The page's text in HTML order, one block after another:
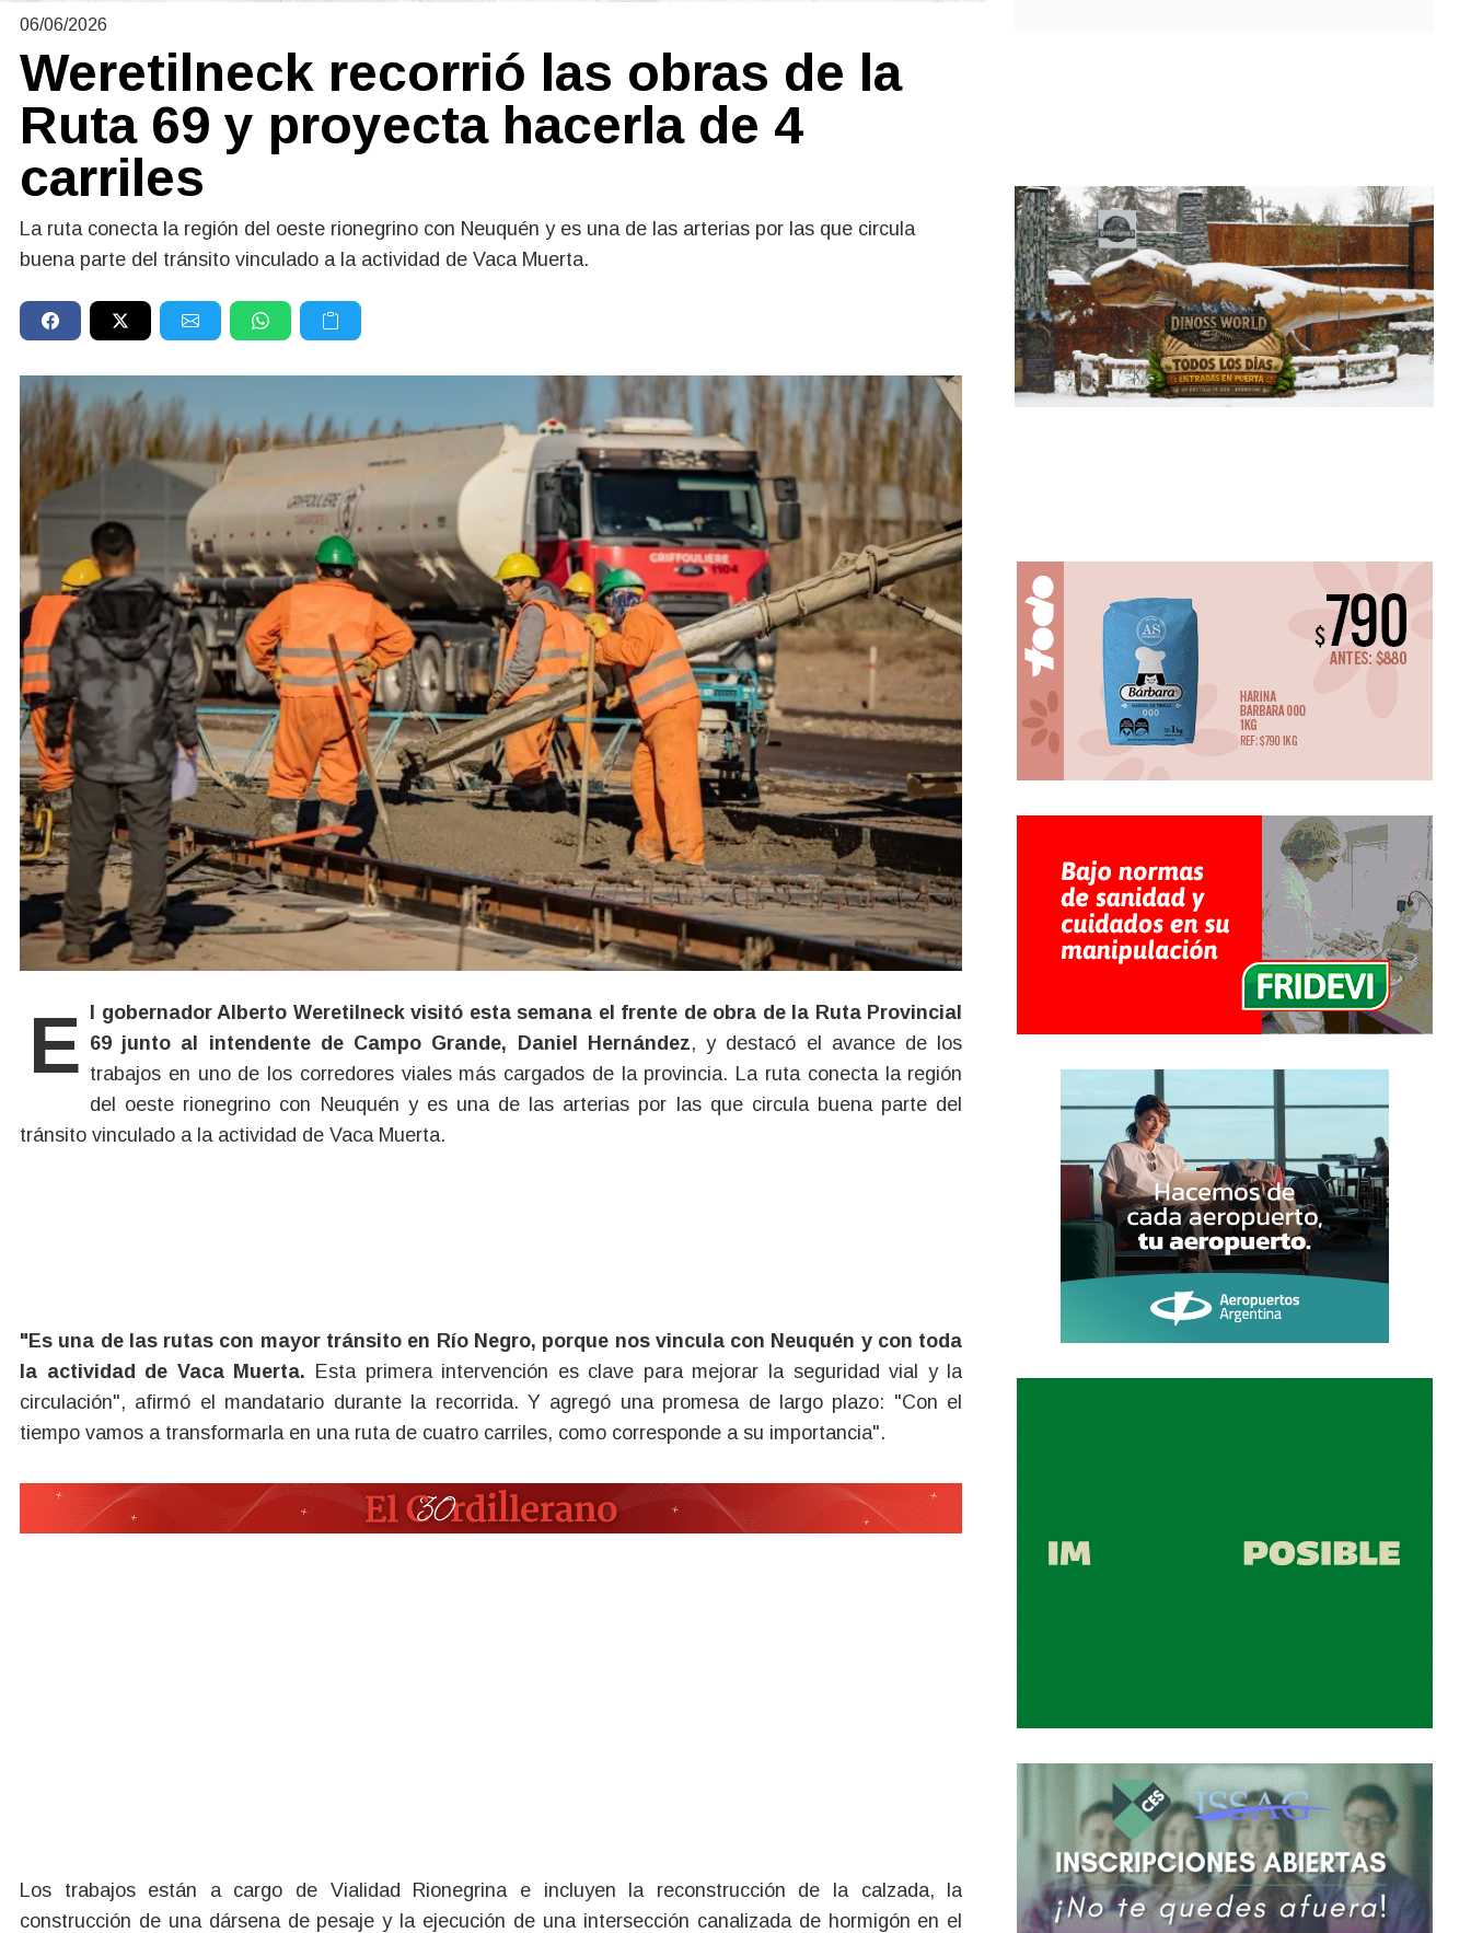
06/06/2026
Weretilneck recorrió las obras de la
Ruta 69 y proyecta hacerla de 4
carriles
La ruta conecta la región del oeste rionegrino con Neuquén y es una de las arterias por las que circula
buena parte del tránsito vinculado a la actividad de Vaca Muerta.
El gobernador Alberto Weretilneck visitó esta semana el frente de obra de la Ruta Provincial 69 junto al intendente de Campo Grande, Daniel Hernández, y destacó el avance de los
trabajos en uno de los corredores viales más cargados de la provincia. La ruta conecta la región
del oeste rionegrino con Neuquén y es una de las arterias por las que circula buena parte del
tránsito vinculado a la actividad de Vaca Muerta.
"Es una de las rutas con mayor tránsito en Río Negro, porque nos vincula con Neuquén y con toda
la actividad de Vaca Muerta. Esta primera intervención es clave para mejorar la seguridad vial y la
circulación", afirmó el mandatario durante la recorrida. Y agregó una promesa de largo plazo: "Con el
tiempo vamos a transformarla en una ruta de cuatro carriles, como corresponde a su importancia".
Los trabajos están a cargo de Vialidad Rionegrina e incluyen la reconstrucción de la calzada, la
construcción de una dársena de pesaje y la ejecución de una intersección canalizada de hormigón en el